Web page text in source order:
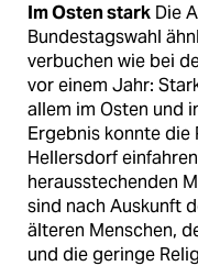
Im Osten stark Die
Bundestagswahl
verbuchen wie bei
vor einem Jahr:
allem im Osten und
Ergebnis konnte die
Hellersdorf
herausstechenden
sind nach Auskunft
älteren Menschen,
und die geringe